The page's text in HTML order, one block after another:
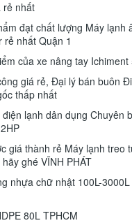
rẻ nhất
đạt chất lượng Máy lạnh
rẻ nhất Quận 1
của xe nâng tay Ichiment
giá rẻ, Đại lý bán buôn
thấp nhất
lạnh dân dụng Chuyên
giá thành rẻ Máy lạnh treo
ghé VĨNH PHÁT
nhựa chữ nhật 100L-
80L TPHCM